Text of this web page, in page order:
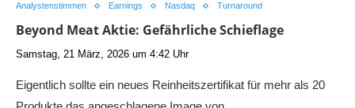
Analystenstimmen Earnings Nasdaq Turnaround
Beyond Meat Aktie: Gefährliche Schieflage
Samstag, 21 März, 2026 um 4:42 Uhr
Eigentlich sollte ein neues Reinheitszertifikat für mehr als 20